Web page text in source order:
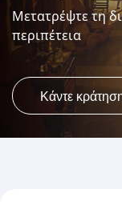
Μετατρέψτε τη
περιπέτεια
Κάντε